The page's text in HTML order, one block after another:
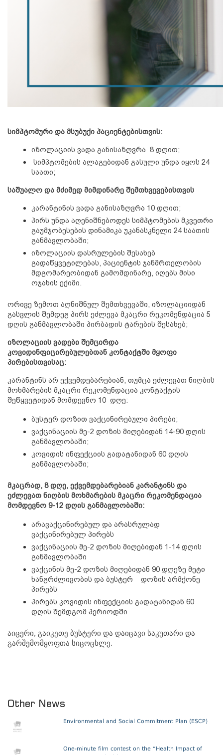
სიმპტომური და მსუბუქი პაციენტებისთვის:
იზოლაციის ვადა განისაზღვრა  8 დღით;
სიმპტომების ალაგებიდან გასული უნდა იყოს 24
საათი;
საშუალო და მძიმედ მიმდინარე შემთხვევებისთვის
კარანტინის ვადა განისაზღვრა 10 დღით;
პირს უნდა აღენიშნებოდეს სიმპტომების მკვეთრი
გაუმჯობესების დინამიკა უკანასკნელი 24 საათის
განმავლობაში;
იზოლაციის დასრულების შესახებ
გადაწყვეტილებას, პაციენტის ჯანმრთელობის
მდგომარეობიდან გამომდინარე, იღებს მისი
ოჯახის ექიმი.
ორივე ზემოთ აღნიშნულ შემთხვევაში, იზოლაციიდან
გასვლის შემდეგ პირს ეძლევა მკაცრი რეკომენდაცია 5
დღის განმავლობაში პირბადის ტარების შესახებ;
იზოლაციის ვადები შემცირდა
კოვიდინფიცირებულებთან კონტაქტში მყოფი
პირებისთვისაც:
კარანტინს არ ექვემდებარებიან, თუმცა ეძლევათ ნიღბის
მოხმარების მკაცრი რეკომენდაცია კონტაქტის
შეწყვეტიდან მომდევნო 10  დღე:
ბუსტერ დოზით ვაქცინირებული პირები;
ვაქცინაციის მე-2 დოზის მიღებიდან 14-90 დღის
განმავლობაში;
კოვიდის ინფექციის გადატანიდან 60 დღის
განმავლობაში;
მკაცრად, 8 დღე, ექვემდებარებიან კარანტინს და
ეძლევათ ნიღბის მოხმარების მკაცრი რეკომენდაცია
მომდევნო 9-12 დღის განმავლობაში:
არავაქცინირებულ და არასრულად
ვაქცინირებულ პირებს
ვაქცინაციის მე-2 დოზის მიღებიდან 1-14 დღის
განმავლობაში
ვაქცინის მე-2 დოზის მიღებიდან 90 დღეზე მეტი
ხანგრძლივობის და ბუსტერ    დოზის არმქონე
პირებს
პირებს კოვიდის ინფექციის გადატანიდან 60
დღის შემდგომ პერიოდში
აიცერი, გაიკეთე ბუსტერი და დაიცავი საკუთარი და
გარშემომყოფთა სიცოცხლე.
Other News
Environmental and Social Commitment Plan (ESCP)
One-minute film contest on the “Health Impact of